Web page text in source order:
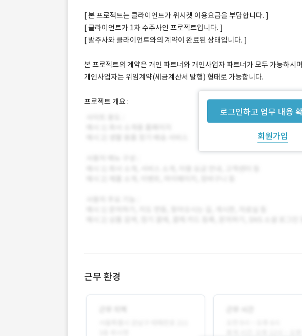
로그인하고 업무 내용
회원가입
[ 본 프로젝트는 클라이언트가 위시켓 이용요금을 부담합니다. ]
[ 클라이언트가 1차 수주사인 프로젝트입니다. ]
[ 발주사와 클라이언트와의 계약이 완료된 상태입니다. ]
본 프로젝트의 계약은 개인 파트너와 개인사업자 파트너가 모두 가능하
개인사업자는 위임계약(세금계산서 발행) 형태로 가능합니다.
프로젝트 개요 :
근무 환경